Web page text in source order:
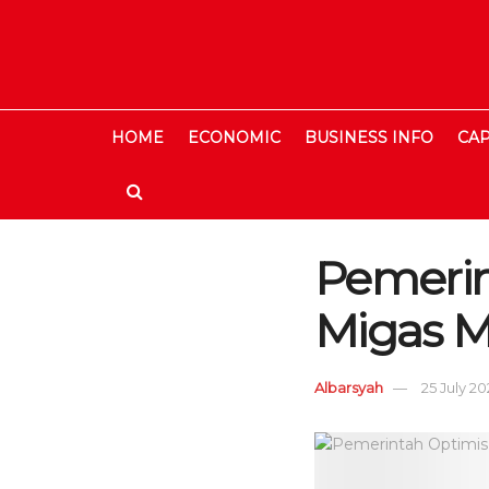
HOME ECONOMIC BUSINESS INFO
Migas
Albarsyah 25 July